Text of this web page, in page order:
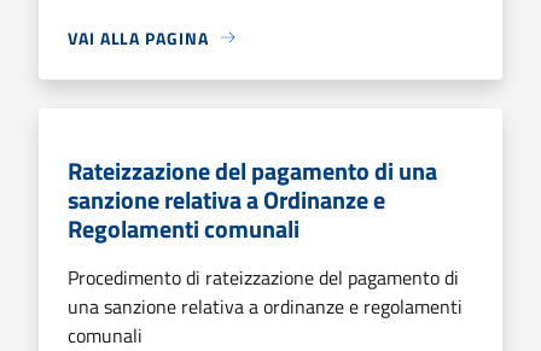
VAI ALLA PAGINA
Rateizzazione del pagamento di una
sanzione relativa a Ordinanze e
Regolamenti comunali
Procedimento di rateizzazione del pagamento di
una sanzione relativa a ordinanze e regolamenti
comunali